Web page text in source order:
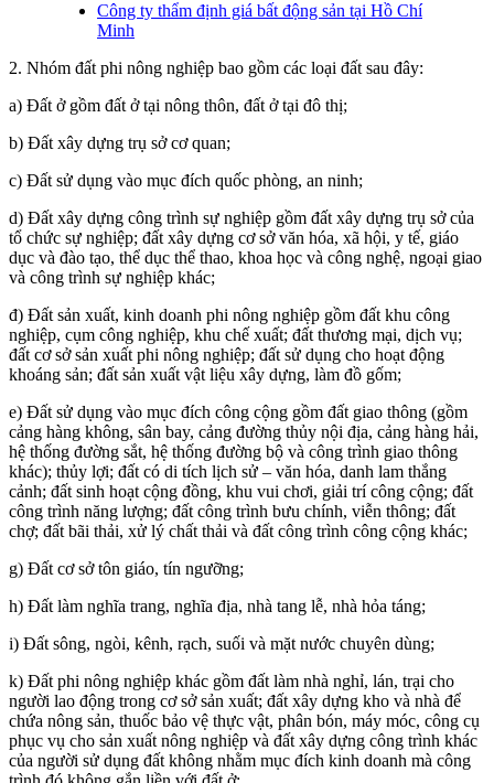
Công ty thẩm định giá bất động sản tại Hồ Chí
Minh
2. Nhóm đất phi nông nghiệp bao gồm các loại đất sau đây:
a) Đất ở gồm đất ở tại nông thôn, đất ở tại đô thị;
b) Đất xây dựng trụ sở cơ quan;
c) Đất sử dụng vào mục đích quốc phòng, an ninh;
d) Đất xây dựng công trình sự nghiệp gồm đất xây dựng trụ sở của
tổ chức sự nghiệp; đất xây dựng cơ sở văn hóa, xã hội, y tế, giáo
dục và đào tạo, thể dục thể thao, khoa học và công nghệ, ngoại giao
và công trình sự nghiệp khác;
đ) Đất sản xuất, kinh doanh phi nông nghiệp gồm đất khu công
nghiệp, cụm công nghiệp, khu chế xuất; đất thương mại, dịch vụ;
đất cơ sở sản xuất phi nông nghiệp; đất sử dụng cho hoạt động
khoáng sản; đất sản xuất vật liệu xây dựng, làm đồ gốm;
e) Đất sử dụng vào mục đích công cộng gồm đất giao thông (gồm
cảng hàng không, sân bay, cảng đường thủy nội địa, cảng hàng hải,
hệ thống đường sắt, hệ thống đường bộ và công trình giao thông
khác); thủy lợi; đất có di tích lịch sử – văn hóa, danh lam thắng
cảnh; đất sinh hoạt cộng đồng, khu vui chơi, giải trí công cộng; đất
công trình năng lượng; đất công trình bưu chính, viễn thông; đất
chợ; đất bãi thải, xử lý chất thải và đất công trình công cộng khác;
g) Đất cơ sở tôn giáo, tín ngưỡng;
h) Đất làm nghĩa trang, nghĩa địa, nhà tang lễ, nhà hỏa táng;
i) Đất sông, ngòi, kênh, rạch, suối và mặt nước chuyên dùng;
k) Đất phi nông nghiệp khác gồm đất làm nhà nghỉ, lán, trại cho
người lao động trong cơ sở sản xuất; đất xây dựng kho và nhà để
chứa nông sản, thuốc bảo vệ thực vật, phân bón, máy móc, công cụ
phục vụ cho sản xuất nông nghiệp và đất xây dựng công trình khác
của người sử dụng đất không nhằm mục đích kinh doanh mà công